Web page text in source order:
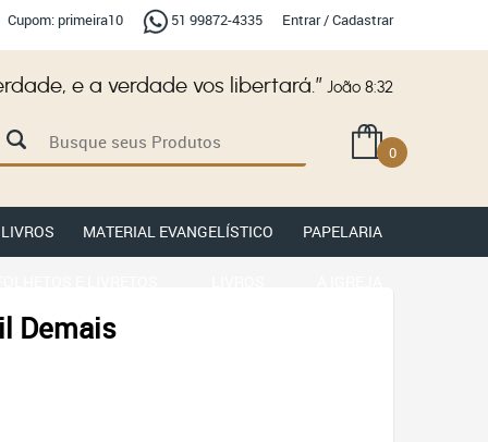
Cupom: primeira10 51 99872-4335 Entrar / Cadastrar
e a verdade vos libertará.” João 8:32
0
LIVROS MATERIAL EVANGELÍSTICO PAPELARIA
EVENTOS FUTUROS
Demais